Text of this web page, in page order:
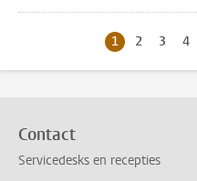
Huidige
1 Naar
2 3 4
Contact
Servicedesks en recepties